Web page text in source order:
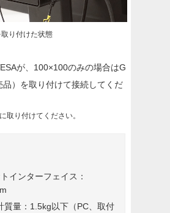
取り付けた状態
が、100×100のみの場合はG
品）を取り付けて接続してくだ
取り付けてください。
インターフェイス：
質量：1.5kg以下（PC、取付